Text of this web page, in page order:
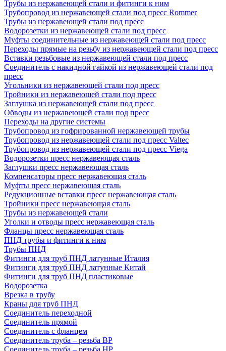
Трубы из нержавеющей стали и фитинги к ним
Трубопровод из нержавеющей стали под пресс Rommer
Трубы из нержавеющей стали под пресс
Водорозетки из нержавеющей стали под пресс
Муфты соединительные из нержавеющей стали под пресс
Переходы прямые на резьбу из нержавеющей стали под пресс
Вставки резьбовые из нержавеющей стали под пресс
Соединитель с накидной гайкой из нержавеющей стали под
пресс
Угольники из нержавеющей стали под пресс
Тройники из нержавеющей стали под пресс
Заглушка из нержавеющей стали под пресс
Обводы из нержавеющей стали под пресс
Переходы на другие системы
Трубопровод из гофрированной нержавеющей трубы
Трубопровод из нержавеющей стали под пресс Valtec
Трубопровод из нержавеющей стали под пресс Viega
Водорозетки пресс нержавеющая сталь
Заглушки пресс нержавеющая сталь
Компенсаторы пресс нержавеющая сталь
Муфты пресс нержавеющая сталь
Редукционные вставки пресс нержавеющая сталь
Тройники пресс нержавеющая сталь
Трубы из нержавеющей стали
Уголки и отводы пресс нержавеющая сталь
Фланцы пресс нержавеющая сталь
ПНД трубы и фитинги к ним
Трубы ПНД
Фитинги для труб ПНД латунные Италия
Фитинги для труб ПНД латунные Китай
Фитинги для труб ПНД пластиковые
Водорозетка
Врезка в трубу
Краны для труб ПНД
Соединитель переходной
Соединитель прямой
Соединитель с фланцем
Соединитель труба – резьба ВР
Соединитель труба – резьба НР